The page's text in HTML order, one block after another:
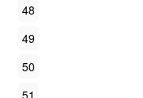
48
49
50
51